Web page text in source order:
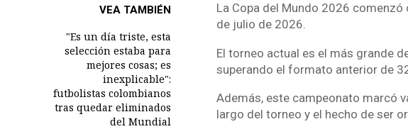
VEA TAMBIÉN
"Es un día triste, esta
selección estaba para
mejores cosas; es
inexplicable":
futbolistas colombianos
tras quedar eliminados
del Mundial
La Copa del Mundo 2026
de julio de 2026.
El torneo actual es el más grande
superando el formato anterior de
Además, este campeonato marcó
largo del torneo y el hecho de ser